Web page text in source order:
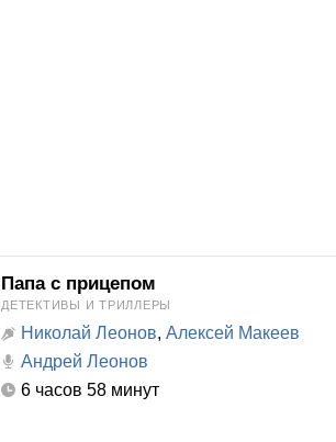
Папа с прицепом
ДЕТЕКТИВЫ И ТРИЛЛЕРЫ
Николай Леонов, Алексей Макеев
Андрей Леонов
6 часов 58 минут